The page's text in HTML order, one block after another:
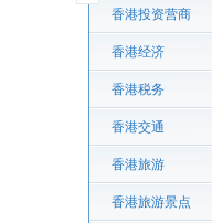
香港投资营商
香港经济
香港税务
香港交通
香港旅游
香港旅游景点